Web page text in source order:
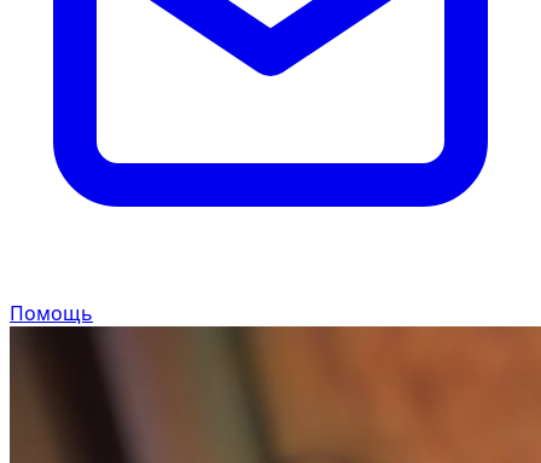
Помощь